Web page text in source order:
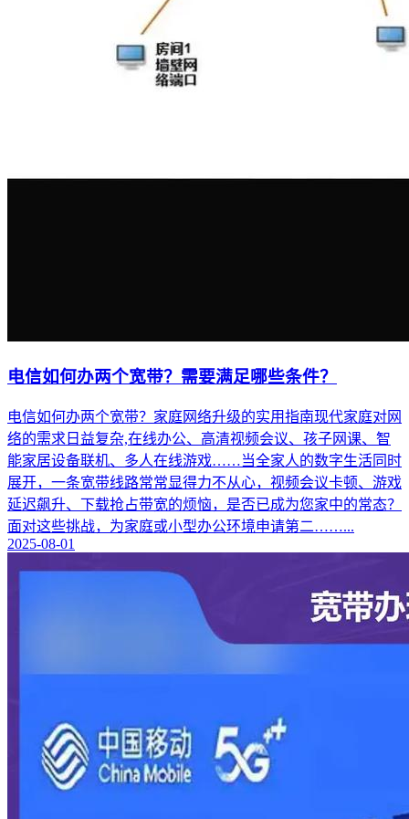
电信如何办两个宽带？需要满足哪些条件？
电信如何办两个宽带？家庭网络升级的实用指南现代家庭对网
络的需求日益复杂,在线办公、高清视频会议、孩子网课、智
能家居设备联机、多人在线游戏……当全家人的数字生活同时
展开，一条宽带线路常常显得力不从心，视频会议卡顿、游戏
延迟飙升、下载抢占带宽的烦恼，是否已成为您家中的常态？
面对这些挑战，为家庭或小型办公环境申请第二……...
2025-08-01